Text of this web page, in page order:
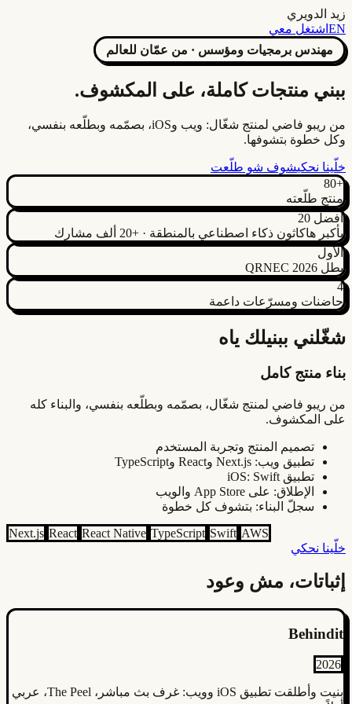
زيد الدويري
EN اشتغل معي
مهندس برمجيات ومؤسس · من عمّان للعالم
ببني منتجات كاملة، على المكشوف.
من ريبو فاضي لمنتج شغّال: ويب وiOS، بصمّمه وبطلّعه بنفسي،
وكل خطوة بتشوفها.
خلّينا نحكيشوف شو طلّعت
+80
منتج طلّعته
أفضل 20
بأكبر هاكاثون ذكاء اصطناعي بالمنطقة · +20 ألف مشارك
الأول
بطل QRNEC 2026
4
حاضنات ومسرّعات داعمة
شغّلني ببنيلك ياه
بناء منتج كامل
من ريبو فاضي لمنتج شغّال، بصمّمه وبطلّعه بنفسي، والبناء كله
على المكشوف.
تصميم المنتج وتجربة المستخدم
تطبيق ويب: Next.js وReact وTypeScript
تطبيق iOS: Swift
الإطلاق: على App Store والويب
سجلّ البناء: بتشوف كل خطوة
Next.js React React Native TypeScript Swift AWS
خلّينا نحكي
إثباتات، مش وعود
Behindit
2026
بنيت وأطلقت تطبيق iOS وويب: غرف بث مباشر، The Peel، عربي